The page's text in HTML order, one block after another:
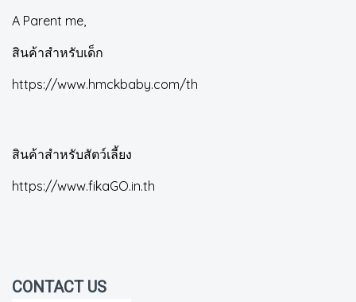
A Parent me,
สินค้าสำหรับเด็ก
https://www.hmckbaby.com/th
สินค้าสำหรับสัตว์เลี้ยง
https://www.fikaGO.in.th
CONTACT US